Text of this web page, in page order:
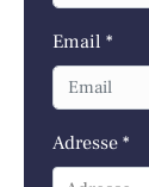
Email *
Adresse *